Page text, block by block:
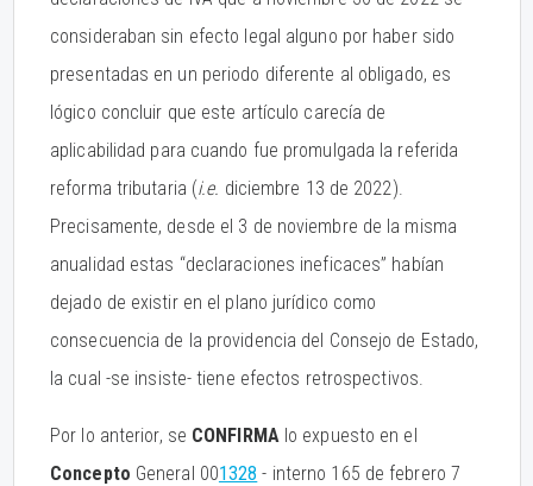
consideraban sin efecto legal alguno por haber sido
presentadas en un periodo diferente al obligado, es
lógico concluir que este artículo carecía de
aplicabilidad para cuando fue promulgada la referida
reforma tributaria (i.e. diciembre 13 de 2022).
Precisamente, desde el 3 de noviembre de la misma
anualidad estas “declaraciones ineficaces” habían
dejado de existir en el plano jurídico como
consecuencia de la providencia del Consejo de Estado,
la cual -se insiste- tiene efectos retrospectivos.
Por lo anterior, se CONFIRMA lo expuesto en el
Concepto General 001328 - interno 165 de febrero 7